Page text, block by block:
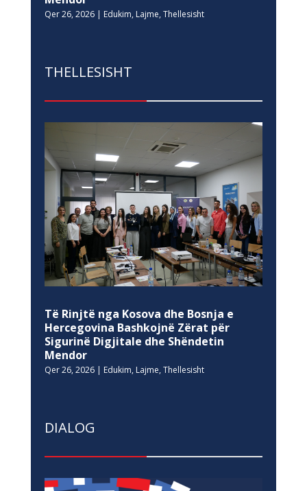
Qer 26, 2026| Edukim, Lajme, Thellesisht
THELLESISHT
Të Rinjtë nga Kosova dhe Bosnja e
Hercegovina Bashkojnë Zërat për
Sigurinë Digjitale dhe Shëndetin
Mendor
Qer 26, 2026| Edukim, Lajme, Thellesisht
DIALOG